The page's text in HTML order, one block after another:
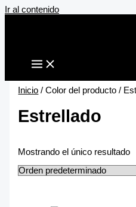
Ir al contenido
Inicio / Color del producto /
Estrellado
Mostrando el único resultado